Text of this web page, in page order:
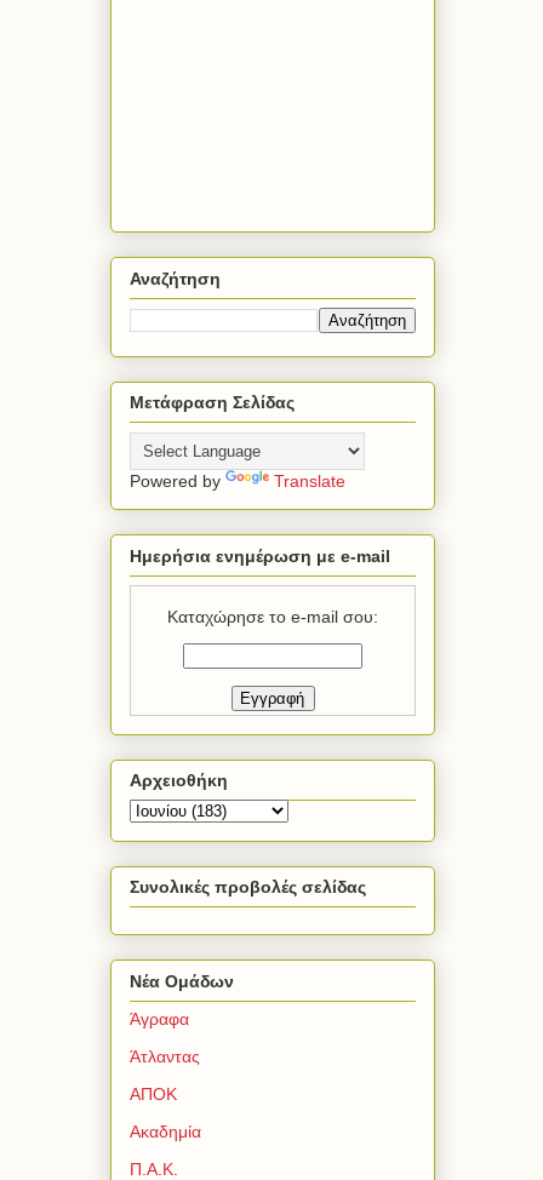
Αναζήτηση
Μετάφραση Σελίδας
Powered by Translate
Ημερήσια ενημέρωση με e-mail
Καταχώρησε το e-mail σου:
Αρχειοθήκη
Συνολικές προβολές σελίδας
Νέα Ομάδων
Άγραφα
Άτλαντας
ΑΠΟΚ
Ακαδημία
Π.Α.Κ.